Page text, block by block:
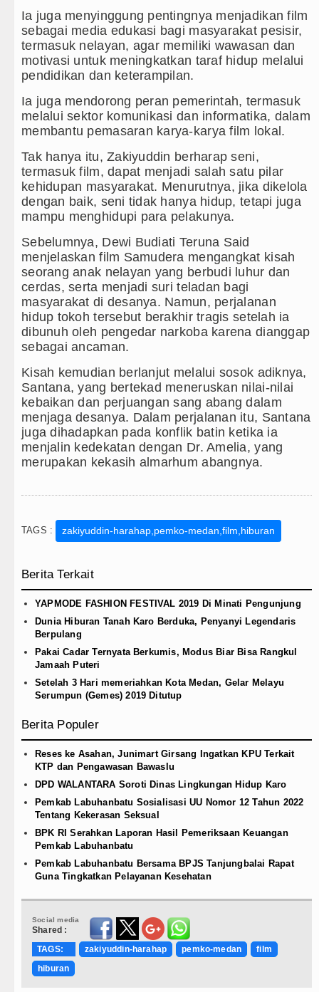
Ia juga menyinggung pentingnya menjadikan film
sebagai media edukasi bagi masyarakat pesisir,
termasuk nelayan, agar memiliki wawasan dan
motivasi untuk meningkatkan taraf hidup melalui
pendidikan dan keterampilan.
Ia juga mendorong peran pemerintah, termasuk
melalui sektor komunikasi dan informatika, dalam
membantu pemasaran karya-karya film lokal.
Tak hanya itu, Zakiyuddin berharap seni,
termasuk film, dapat menjadi salah satu pilar
kehidupan masyarakat. Menurutnya, jika dikelola
dengan baik, seni tidak hanya hidup, tetapi juga
mampu menghidupi para pelakunya.
Sebelumnya, Dewi Budiati Teruna Said
menjelaskan film Samudera mengangkat kisah
seorang anak nelayan yang berbudi luhur dan
cerdas, serta menjadi suri teladan bagi
masyarakat di desanya. Namun, perjalanan
hidup tokoh tersebut berakhir tragis setelah ia
dibunuh oleh pengedar narkoba karena dianggap
sebagai ancaman.
Kisah kemudian berlanjut melalui sosok adiknya,
Santana, yang bertekad meneruskan nilai-nilai
kebaikan dan perjuangan sang abang dalam
menjaga desanya. Dalam perjalanan itu, Santana
juga dihadapkan pada konflik batin ketika ia
menjalin kedekatan dengan Dr. Amelia, yang
merupakan kekasih almarhum abangnya.
TAGS : zakiyuddin-harahap,pemko-medan,film,hiburan
Berita Terkait
YAPMODE FASHION FESTIVAL 2019 Di Minati Pengunjung
Dunia Hiburan Tanah Karo Berduka, Penyanyi Legendaris
Berpulang
Pakai Cadar Ternyata Berkumis, Modus Biar Bisa Rangkul
Jamaah Puteri
Setelah 3 Hari memeriahkan Kota Medan, Gelar Melayu
Serumpun (Gemes) 2019 Ditutup
Berita Populer
Reses ke Asahan, Junimart Girsang Ingatkan KPU Terkait
KTP dan Pengawasan Bawaslu
DPD WALANTARA Soroti Dinas Lingkungan Hidup Karo
Pemkab Labuhanbatu Sosialisasi UU Nomor 12 Tahun 2022
Tentang Kekerasan Seksual
BPK RI Serahkan Laporan Hasil Pemeriksaan Keuangan
Pemkab Labuhanbatu
Pemkab Labuhanbatu Bersama BPJS Tanjungbalai Rapat
Guna Tingkatkan Pelayanan Kesehatan
Social media
Shared :
TAGS:
zakiyuddin-harahap pemko-medan
film
hiburan